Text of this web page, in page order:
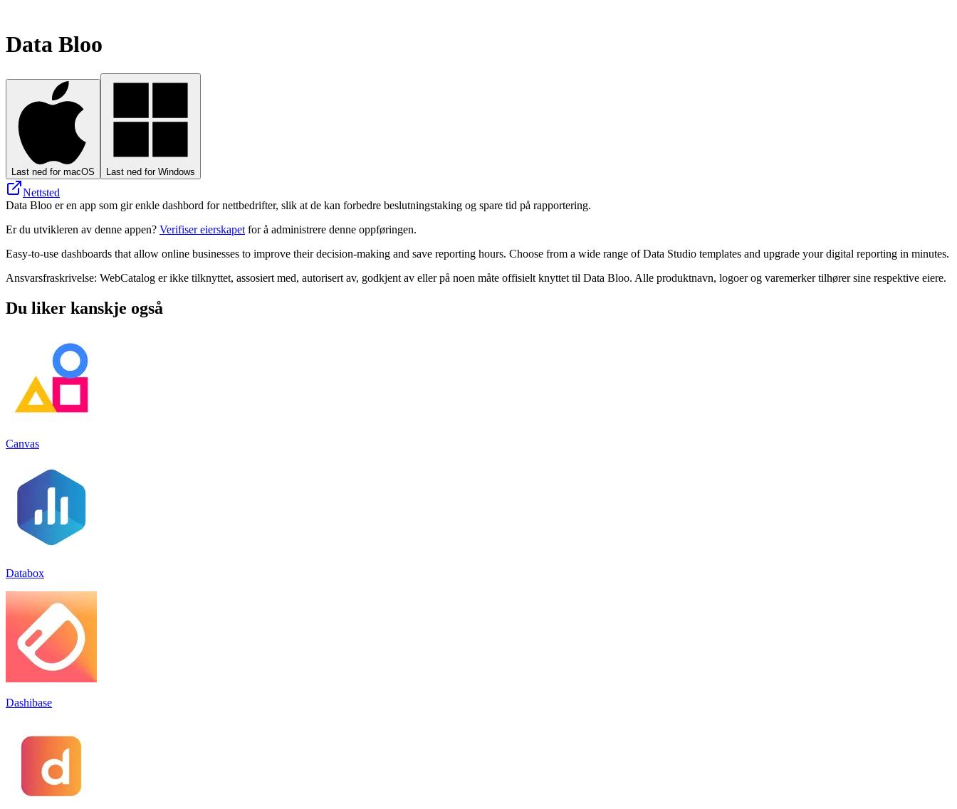
Data Bloo
Last ned for macOS Last ned for Windows
Nettsted
Data Bloo er en app som gir enkle dashbord for nettbedrifter, slik at de kan forbedre beslutningstaking og spare tid på rapportering.
Er du utvikleren av denne appen? Verifiser eierskapet for å administrere denne oppføringen.
Easy-to-use dashboards that allow online businesses to improve their decision-making and save reporting hours. Choose from a wide range of Data Studio templates and upgrade your digital reporting in minutes.
Ansvarsfraskrivelse: WebCatalog er ikke tilknyttet, assosiert med, autorisert av, godkjent av eller på noen måte offisielt knyttet til Data Bloo. Alle produktnavn, logoer og varemerker tilhører sine respektive eiere.
Du liker kanskje også
Canvas
Databox
Dashibase